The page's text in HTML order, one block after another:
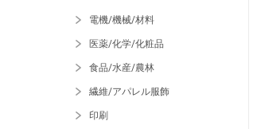
電機/機械/材料
医薬/化学/化粧品
食品/水産/農林
繊維/アパレル服飾
印刷